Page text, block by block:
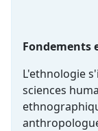
Fondements
L'ethnologie
sciences